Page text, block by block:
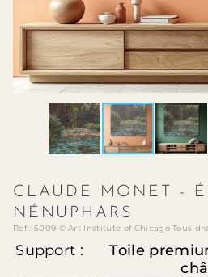
CLAUDE MONET -
NÉNUPHARS
Ref : 5009 © Art Institute of Chicago Tous
Support :
Toile